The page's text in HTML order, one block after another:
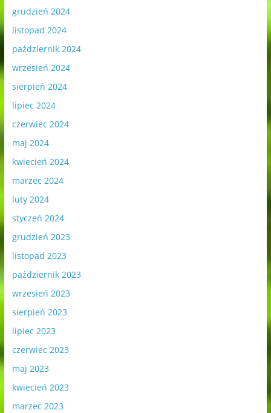
grudzień 2024
listopad 2024
październik 2024
wrzesień 2024
sierpień 2024
lipiec 2024
czerwiec 2024
maj 2024
kwiecień 2024
marzec 2024
luty 2024
styczeń 2024
grudzień 2023
listopad 2023
październik 2023
wrzesień 2023
sierpień 2023
lipiec 2023
czerwiec 2023
maj 2023
kwiecień 2023
marzec 2023